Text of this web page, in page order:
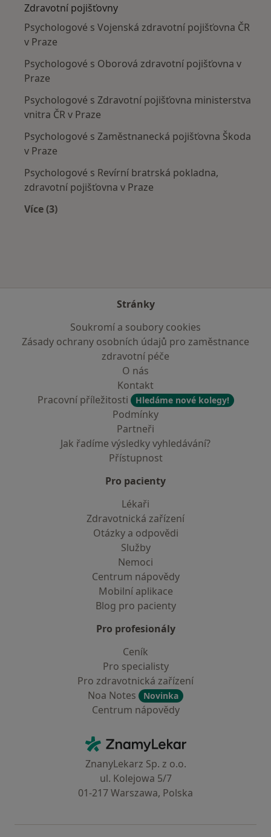
Zdravotní pojišťovny
Psychologové s Vojenská zdravotní pojišťovna ČR
v Praze
Psychologové s Oborová zdravotní pojišťovna v
Praze
Psychologové s Zdravotní pojišťovna ministerstva
vnitra ČR v Praze
Psychologové s Zaměstnanecká pojišťovna Škoda
v Praze
Psychologové s Revírní bratrská pokladna,
zdravotní pojišťovna v Praze
Více (3)
Stránky
Soukromí a soubory cookies
Zásady ochrany osobních údajů pro zaměstnance
zdravotní péče
O nás
Kontakt
Pracovní příležitosti
Hledáme nové kolegy!
Podmínky
Partneři
Jak řadíme výsledky vyhledávání?
Přístupnost
Pro pacienty
Lékaři
Zdravotnická zařízení
Otázky a odpovědi
Služby
Nemoci
Centrum nápovědy
Mobilní aplikace
Blog pro pacienty
Pro profesionály
Ceník
Pro specialisty
Pro zdravotnická zařízení
Noa Notes
Novinka
Centrum nápovědy
ZnamyLekar - Hlavní stránka
ZnanyLekarz Sp. z o.o.
ul. Kolejowa 5/7
01-217 Warszawa, Polska